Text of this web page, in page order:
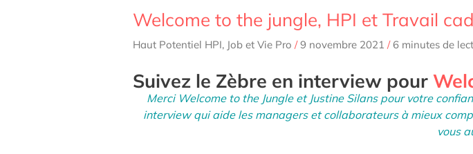
Welcome to the jungle, HPI et Travail
Haut Potentiel HPI, Job et Vie Pro /9 novembre 2021 / 6 minutes de
Suivez le Zèbre en interview pour
Merci Welcome to the Jungle et Justine Silans pour votre
interview qui aide les managers et collaborateurs à mieux
vous